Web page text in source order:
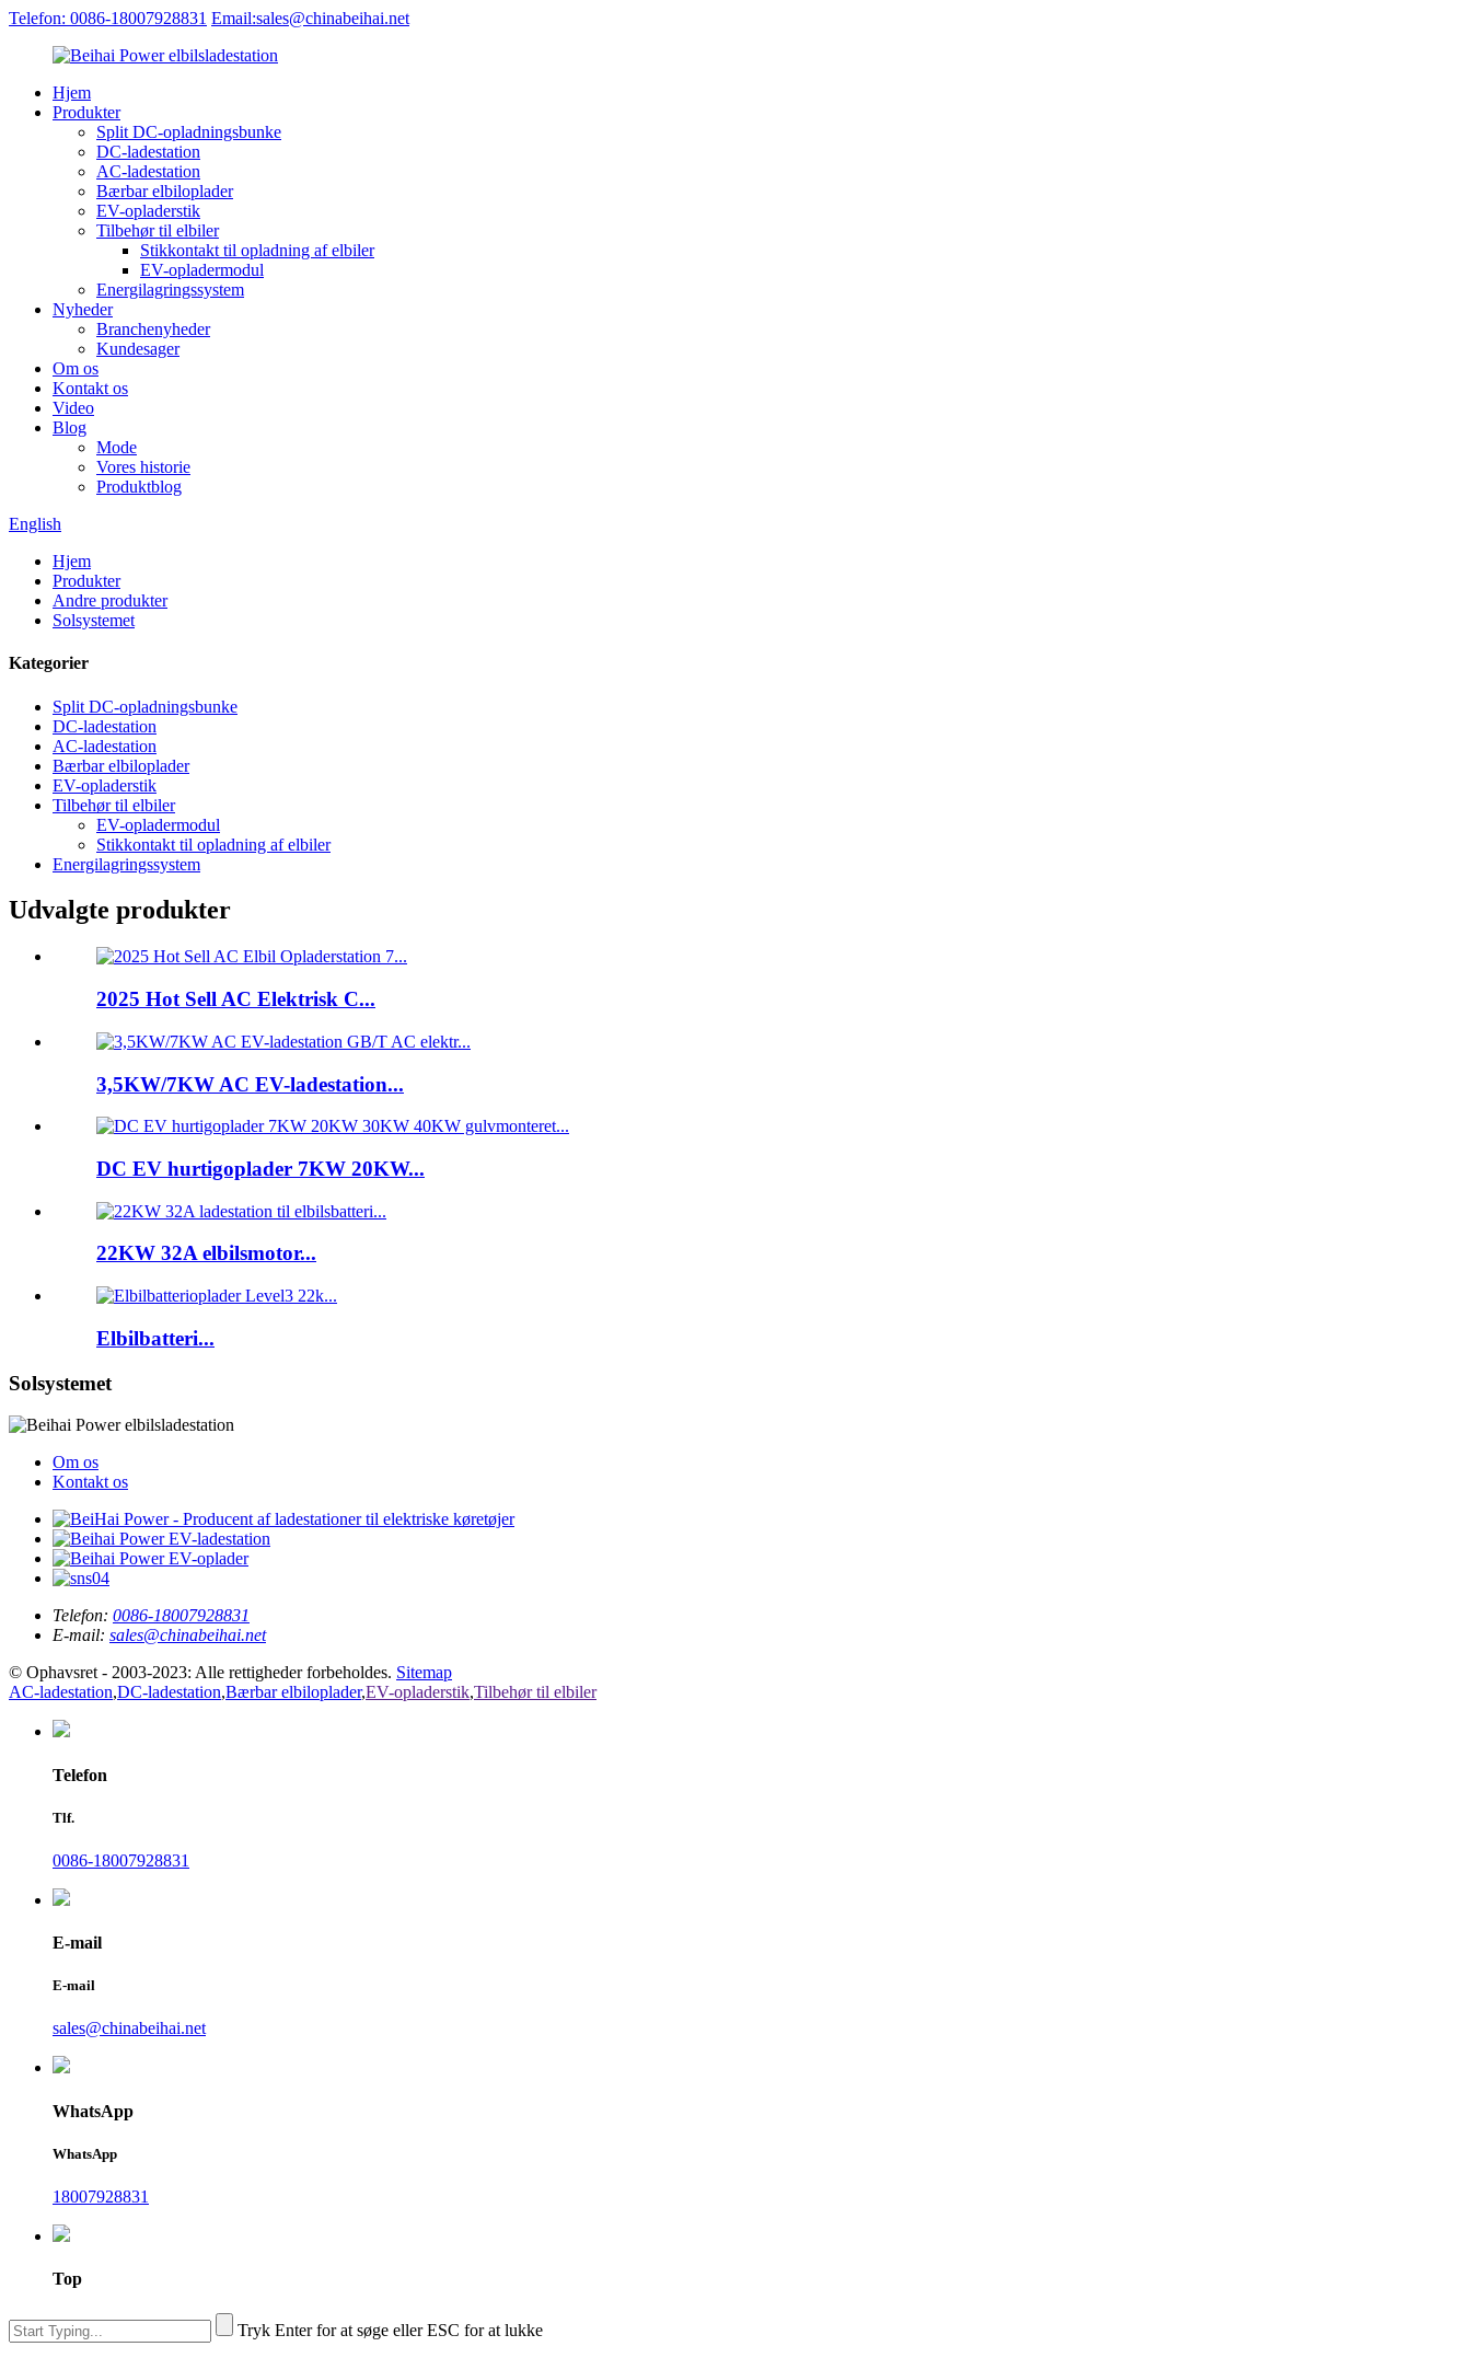
Telefon: 0086-18007928831 Email:sales@chinabeihai.net
Hjem
Produkter
Split DC-opladningsbunke
DC-ladestation
AC-ladestation
Bærbar elbiloplader
EV-opladerstik
Tilbehør til elbiler
Stikkontakt til opladning af elbiler
EV-opladermodul
Energilagringssystem
Nyheder
Branchenyheder
Kundesager
Om os
Kontakt os
Video
Blog
Mode
Vores historie
Produktblog
English
Hjem
Produkter
Andre produkter
Solsystemet
Kategorier
Split DC-opladningsbunke
DC-ladestation
AC-ladestation
Bærbar elbiloplader
EV-opladerstik
Tilbehør til elbiler
EV-opladermodul
Stikkontakt til opladning af elbiler
Energilagringssystem
Udvalgte produkter
2025 Hot Sell AC Elektrisk C...
3,5KW/7KW AC EV-ladestation...
DC EV hurtigoplader 7KW 20KW...
22KW 32A elbilsmotor...
Elbilbatteri...
Solsystemet
Om os
Kontakt os
Telefon: 0086-18007928831
E-mail: sales@chinabeihai.net
© Ophavsret - 2003-2023: Alle rettigheder forbeholdes. Sitemap
AC-ladestation,DC-ladestation,Bærbar elbiloplader,EV-opladerstik,Tilbehør til elbiler
Telefon
Tlf.
0086-18007928831
E-mail
E-mail
sales@chinabeihai.net
WhatsApp
WhatsApp
18007928831
Top
Tryk Enter for at søge eller ESC for at lukke